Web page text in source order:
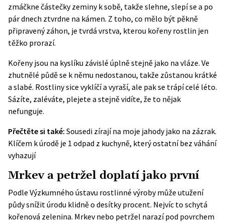
zmáčkne částečky zeminy k sobě, takže slehne, slepí se a po
pár dnech ztvrdne na kámen. Z toho, co mělo být pěkně
připravený záhon, je tvrdá vrstva, kterou kořeny rostlin jen
těžko prorazí.
Kořeny jsou na kyslíku závislé úplně stejně jako na vláze. Ve
zhutnělé půdě se k němu nedostanou, takže zůstanou krátké
a slabé. Rostliny sice vyklíčí a vyraší, ale pak se trápí celé léto.
Sázíte, zaléváte, plejete a stejně vidíte, že to nějak
nefunguje.
Přečtěte si také: Sousedi zírají na moje jahody jako na zázrak.
Klíčem k úrodě je 1 odpad z kuchyně, který ostatní bez váhání
vyhazují
Mrkev a petržel doplatí jako první
Podle Výzkumného ústavu rostlinné výroby může utužení
půdy snížit úrodu klidně o desítky procent. Nejvíc to schytá
kořenová zelenina. Mrkev nebo petržel narazí pod povrchem